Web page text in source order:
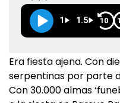
1 1.5 10
Era fiesta ajena. Con
serpentinas por parte
Con 30.000 almas